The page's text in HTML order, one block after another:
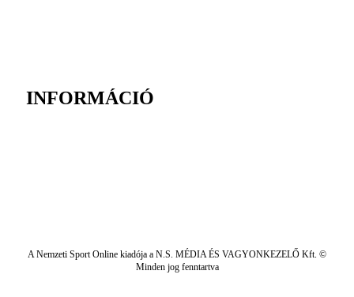
INFORMÁCIÓ
A Nemzeti Sport Online kiadója a N.S. MÉDIA ÉS VAGYONKEZELŐ Kft. ©
Minden jog fenntartva